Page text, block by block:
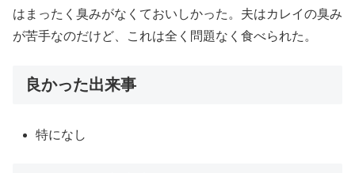
はまったく臭みがなくておいしかった。夫はカレイの臭み
が苦手なのだけど、これは全く問題なく食べられた。
良かった出来事
特になし